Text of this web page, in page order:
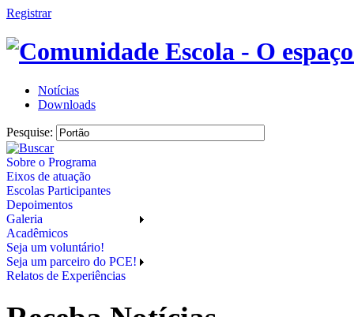
Registrar
Notícias
Downloads
Pesquise:
Sobre o Programa
Eixos de atuação
Escolas Participantes
Depoimentos
Galeria
Acadêmicos
Seja um voluntário!
Seja um parceiro do PCE!
Relatos de Experiências